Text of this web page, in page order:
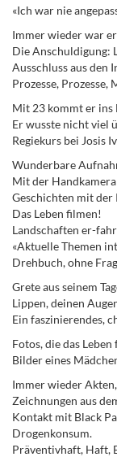
«Ich war nie
Immer wieder war
Die Anschuldigung:
Ausschluss aus den
Prozesse, Prozesse,
Mit 23 kommt er
Er wusste nicht viel
Regiekurs bei Josis
Wunderbare
Mit der
Geschichten mit der
Das Leben filmen!
Landschaften er-
«Aktuelle Themen
Drehbuch, ohne
Grete aus seinem
Lippen, deinen
Ein faszinierendes,
Fotos, die das
Bilder eines
Immer wieder
Zeichnungen aus
Kontakt mit Black
Drogenkonsum.
Präventivhaft, Haft,